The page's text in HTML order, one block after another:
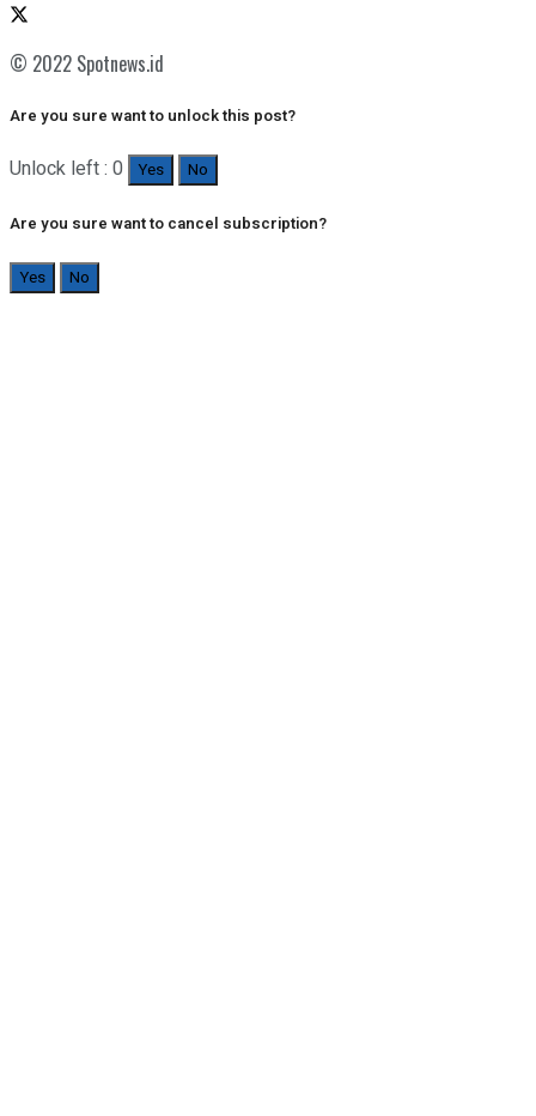
© 2022 Spotnews.id
Are you sure want to unlock this post?
Unlock left : 0 Yes No
Are you sure want to cancel subscription?
Yes No